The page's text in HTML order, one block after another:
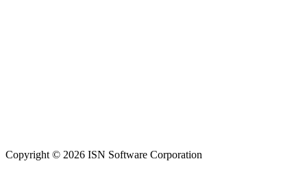
Copyright © 2026 ISN Software Corporation